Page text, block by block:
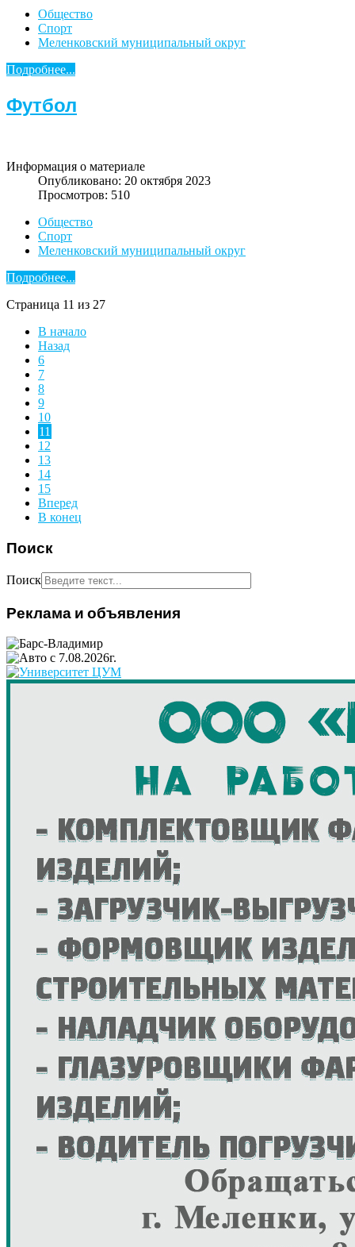
Общество
Спорт
Меленковский муниципальный округ
Подробнее...
Футбол
Информация о материале
Опубликовано: 20 октября 2023
Просмотров: 510
Общество
Спорт
Меленковский муниципальный округ
Подробнее...
Страница 11 из 27
В начало
Назад
6
7
8
9
10
11
12
13
14
15
Вперед
В конец
Поиск
Поиск
Реклама и объявления